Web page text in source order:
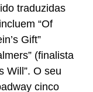
traduzidas
“Of
Gift”
(finalista
Will”. O seu
cinco